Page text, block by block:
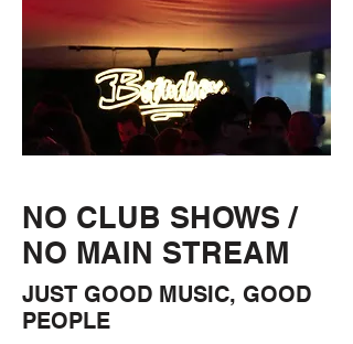
NO CLUB SHOWS /
NO MAIN STREAM
JUST GOOD MUSIC, GOOD
PEOPLE